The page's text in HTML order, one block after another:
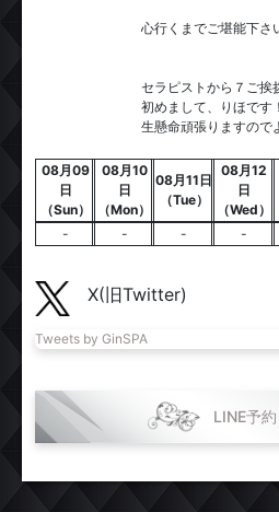
心行くまでご堪能下さ
セラピストから７ご挨
初めまして、りほです
生懸命頑張りますので
08月09
日
（Sun）
08月10
日
（Mon）
08月11日
（Tue）
08月12
日
（Wed）
-
- - -
X(旧Twitter)
Tweets by GinSPA
LINE予約